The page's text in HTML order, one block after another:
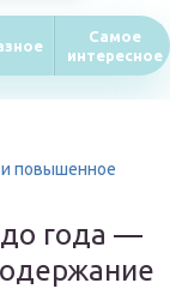
Самое
интересное
повышенное
до года —